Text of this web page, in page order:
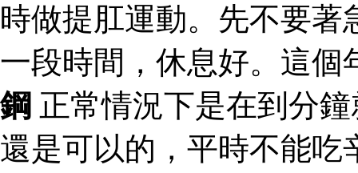
時做提肛運動。先不要
一段時間，休息好。這
鋼 正常情況下是在到分
還是可以的，平時不能吃